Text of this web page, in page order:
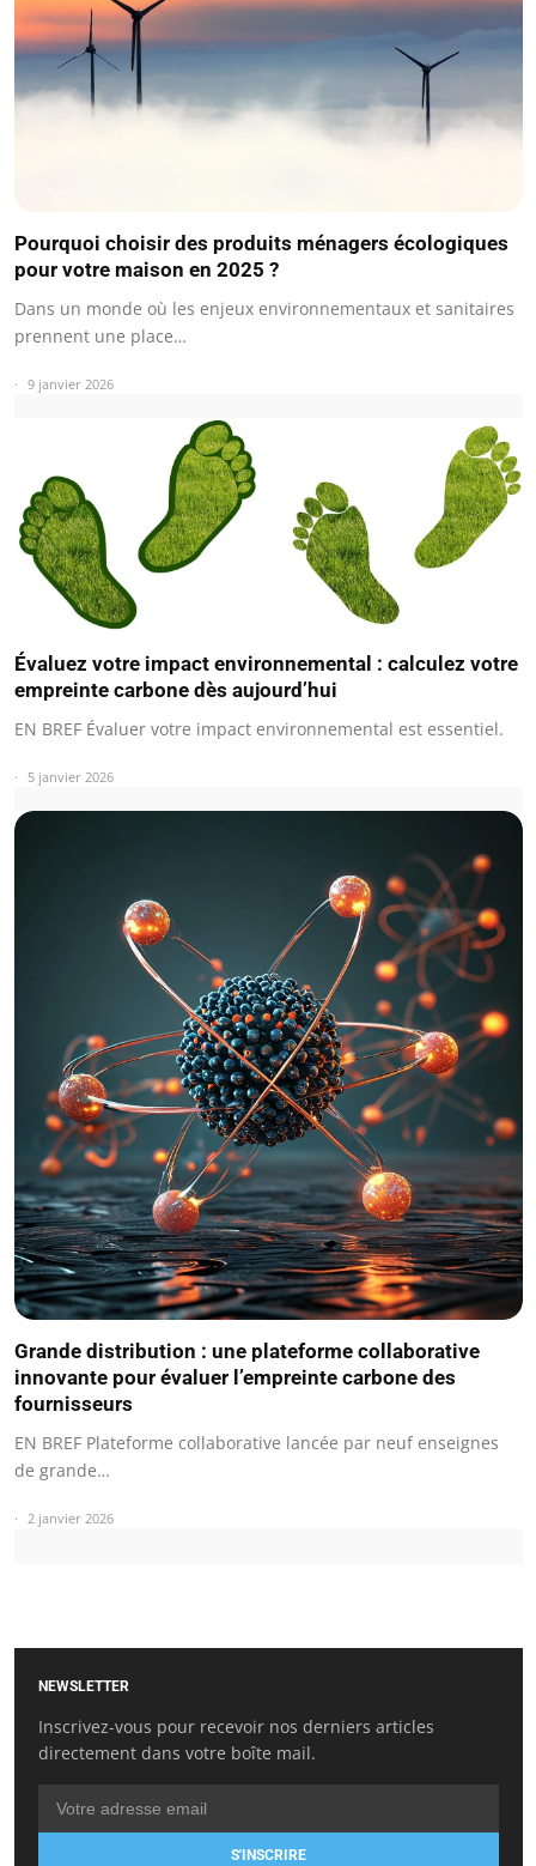
Pourquoi choisir des produits ménagers écologiques
pour votre maison en 2025 ?
Dans un monde où les enjeux environnementaux et sanitaires
prennent une place…
9 janvier 2026
Évaluez votre impact environnemental : calculez votre
empreinte carbone dès aujourd’hui
EN BREF Évaluer votre impact environnemental est essentiel.
5 janvier 2026
Grande distribution : une plateforme collaborative
innovante pour évaluer l’empreinte carbone des
fournisseurs
EN BREF Plateforme collaborative lancée par neuf enseignes
de grande…
2 janvier 2026
NEWSLETTER
Inscrivez-vous pour recevoir nos derniers articles
directement dans votre boîte mail.
S'INSCRIRE